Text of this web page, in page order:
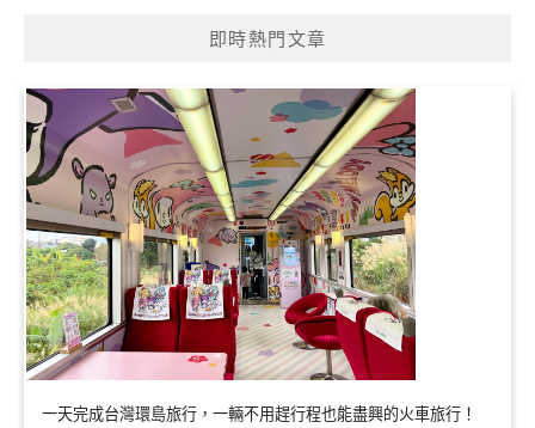
即時熱門文章
一天完成台灣環島旅行，一輛不用趕行程也能盡興的火車旅行！